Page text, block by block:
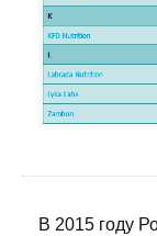
В 2015 году